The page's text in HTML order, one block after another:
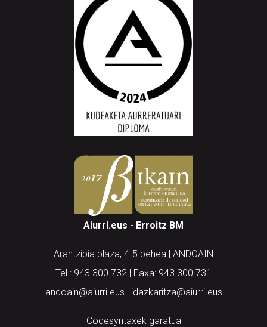
Aiurri.eus - Erroitz BM
Arantzibia plaza, 4-5 behea | ANDOAIN
Tel.: 943 300 732 | Faxa: 943 300 731
andoain@aiurri.eus | idazkaritza@aiurri.eus
Codesyntaxek garatua